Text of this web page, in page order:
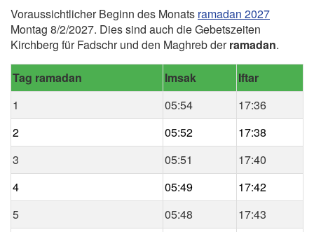
Voraussichtlicher Beginn des Monats ramadan 2027
Montag 8/2/2027. Dies sind auch die Gebetszeiten
Kirchberg für Fadschr und den Maghreb derramadan.
Tag ramadan Imsak
Iftar
1
05:54
17:36
2
05:52
17:38
3
05:51
17:40
4
05:49
17:42
5
05:48
17:43